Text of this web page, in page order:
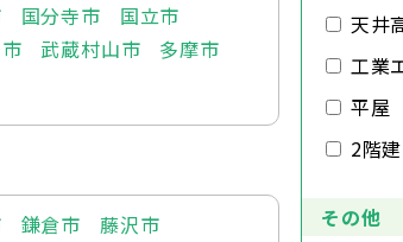
国分寺市
国立市
武蔵村山市
多摩市
鎌倉市
藤沢市
天井
工業
平屋
2階
その他